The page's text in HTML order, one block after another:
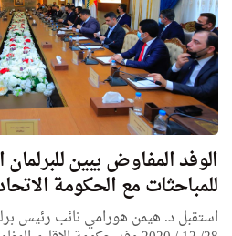
الوفد المفاوض يبين للبرلمان
للمباحثات مع الحكومة
استقبل د. هيمن هورامي نائب رئيس